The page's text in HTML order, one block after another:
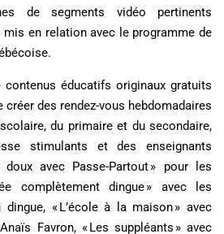
de segments vidéo pertinents
mis en relation avec le programme de
contenus éducatifs originaux gratuits
des rendez-vous hebdomadaires
du primaire et du secondaire,
stimulants et des enseignants
doux avec Passe-Partout » pour les
complètement dingue » avec les
« L’école à la maison » avec
Favron, « Les suppléants » avec